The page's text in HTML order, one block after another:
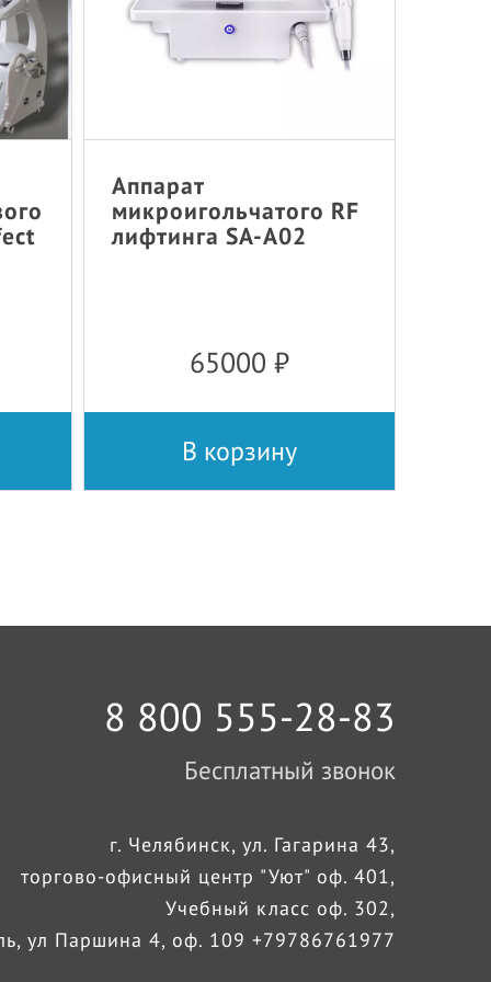
Аппарат
микроигольчатого RF
лифтинга SA-A02
65000 ₽
В корзину
8 800 555-28-83
Бесплатный звонок
г. Челябинск, ул. Гагарина 43,
торгово-офисный центр "Уют" оф. 401,
Учебный класс оф. 302,
ул Паршина 4, оф. 109 +79786761977